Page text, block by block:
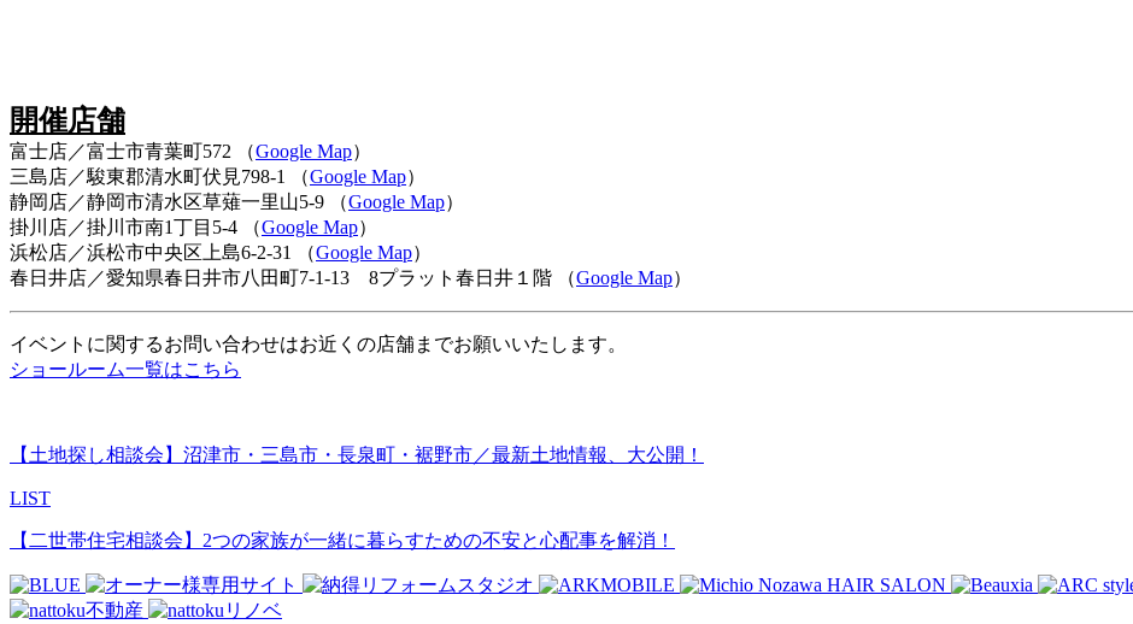
開催店舗
富士店／富士市青葉町572 （Google Map）
三島店／駿東郡清水町伏見798-1 （Google Map）
静岡店／静岡市清水区草薙一里山5-9 （Google Map）
掛川店／掛川市南1丁目5-4 （Google Map）
浜松店／浜松市中央区上島6-2-31 （Google Map）
春日井店／愛知県春日井市八田町7-1-13 8プラット春日井１階 （Google Map）
イベントに関するお問い合わせはお近くの店舗までお願いいたします。
ショールーム一覧はこちら
【土地探し相談会】沼津市・三島市・長泉町・裾野市／最新土地情報、大公開！
LIST
【二世帯住宅相談会】2つの家族が一緒に暮らすための不安と心配事を解消！